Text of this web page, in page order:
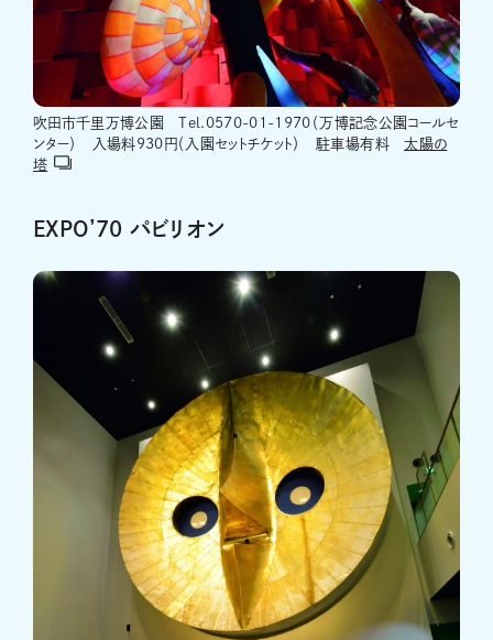
吹田市千里万博公園 Tel.0570-01-1970（万博記念公園コールセ
ンター） 入場料930円（入園セットチケット） 駐車場有料太陽の
塔
EXPO’70 パビリオン